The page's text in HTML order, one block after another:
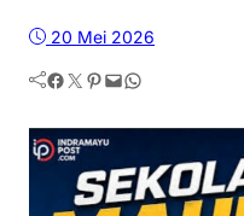
20 Mei 2026
Facebook Twitter Pinterest Mail WhatsApp